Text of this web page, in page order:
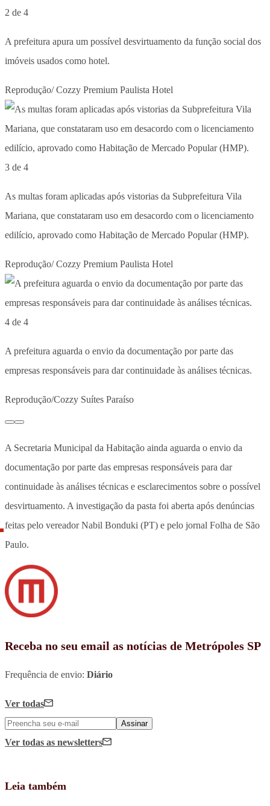
2 de 4
A prefeitura apura um possível desvirtuamento da função social dos
imóveis usados como hotel.
Reprodução/ Cozzy Premium Paulista Hotel
3 de 4
As multas foram aplicadas após vistorias da Subprefeitura Vila
Mariana, que constataram uso em desacordo com o licenciamento
edilício, aprovado como Habitação de Mercado Popular (HMP).
Reprodução/ Cozzy Premium Paulista Hotel
4 de 4
A prefeitura aguarda o envio da documentação por parte das
empresas responsáveis para dar continuidade às análises técnicas.
Reprodução/Cozzy Suítes Paraíso
A Secretaria Municipal da Habitação ainda aguarda o envio da
documentação por parte das empresas responsáveis para dar
continuidade às análises técnicas e esclarecimentos sobre o possível
desvirtuamento. A investigação da pasta foi aberta após denúncias
feitas pelo vereador Nabil Bonduki (PT) e pelo jornal Folha de São
Paulo.
Receba no seu email as notícias de Metrópoles SP
Frequência de envio: Diário
Ver todas
Assinar
Ver todas as newsletters
Leia também